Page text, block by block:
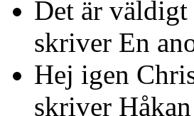
Det är
skriver En
Hej igen
skriver